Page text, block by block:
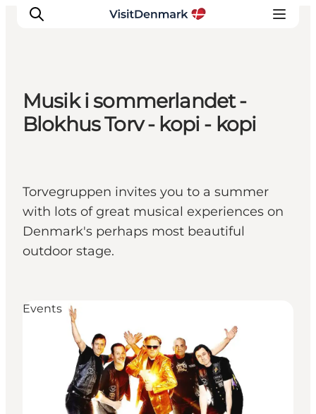
Inspirations
Planifiez votre voyage
Musik i sommerlandet -
Blokhus Torv - kopi - kopi
Torvegruppen invites you to a summer
with lots of great musical experiences on
Denmark's perhaps most beautiful
outdoor stage.
Events